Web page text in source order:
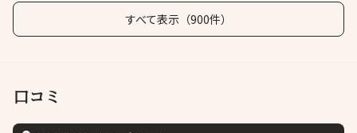
すべて表示（900件）
口コミ